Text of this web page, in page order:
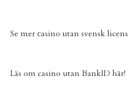
Se merсasino utan svensk licens
Läs omcasino utan BankID här!